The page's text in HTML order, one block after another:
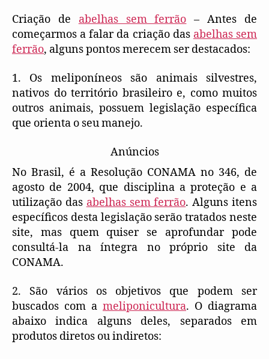
Criação de abelhas sem ferrão – Antes de
começarmos a falar da criação das abelhas sem
ferrão, alguns pontos merecem ser destacados:
1. Os meliponíneos são animais silvestres,
nativos do território brasileiro e, como muitos
outros animais, possuem legislação específica
que orienta o seu manejo.
Anúncios
No Brasil, é a Resolução CONAMA no 346, de
agosto de 2004, que disciplina a proteção e a
utilização das abelhas sem ferrão. Alguns itens
específicos desta legislação serão tratados neste
site, mas quem quiser se aprofundar pode
consultá-la na íntegra no próprio site da
CONAMA.
2. São vários os objetivos que podem ser
buscados com a meliponicultura. O diagrama
abaixo indica alguns deles, separados em
produtos diretos ou indiretos: